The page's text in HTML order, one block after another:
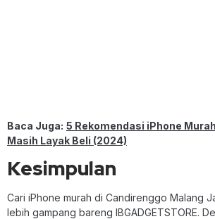
Baca Juga: 5 Rekomendasi iPhone
Masih Layak Beli (2024)
Kesimpulan
Cari iPhone murah di Candirenggo Malang
lebih gampang bareng IBGADGETSTORE.